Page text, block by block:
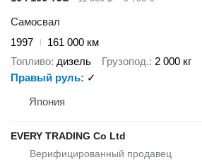
Самосвал
1997
161 000 км
Топливо дизель Грузопод. 2 000 кг
Правый руль
✓
Япония
EVERY TRADING Co Ltd